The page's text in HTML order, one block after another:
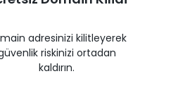
adresinizi kilitleyerek
riskinizi ortadan
kaldırın.